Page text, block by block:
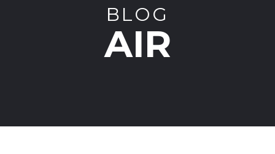
BLOG
AIR